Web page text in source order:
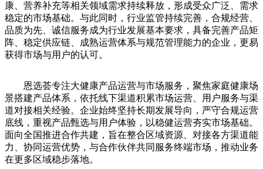
康、营养补充等相关领域需求持续释放，形成受众广泛、需求
稳定的市场基础。与此同时，行业监管持续完善，合规经营、
品质为先、诚信服务成为行业发展基本要求，具备完善产品矩
阵、稳定供应链、成熟运营体系与规范管理能力的企业，更易
获得市场与用户的认可。
恩选荟专注大健康产品运营与市场服务，聚焦家庭健康场
景搭建产品体系，依托线下渠道积累市场运营、用户服务与渠
道对接相关经验。企业始终坚持长期发展导向，严守合规运营
底线，重视产品甄选与用户体验，以稳健运营夯实市场基础。
面向全国推进合作共建，旨在整合区域资源、对接各方渠道能
力、协同运营优势，与合作伙伴共同服务终端市场，推动业务
在更多区域稳步落地。